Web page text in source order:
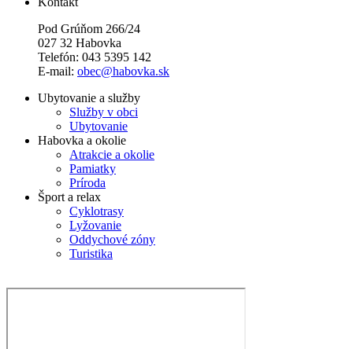
Pod Grúňom 266/24
027 32 Habovka
Telefón: 043 5395 142
E-mail: obec@habovka.sk
Ubytovanie a služby
Služby v obci
Ubytovanie
Habovka a okolie
Atrakcie a okolie
Pamiatky
Príroda
Šport a relax
Cyklotrasy
Lyžovanie
Oddychové zóny
Turistika